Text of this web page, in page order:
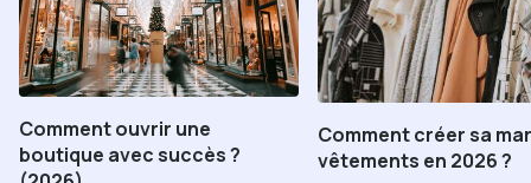
Comment ouvrir une
boutique avec succès ?
Comment créer sa
vêtements en 2026 ?